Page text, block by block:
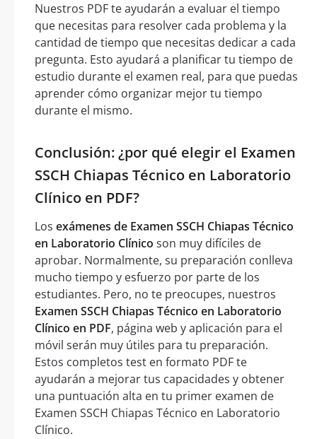
Nuestros PDF te ayudarán a evaluar el tiempo
que necesitas para resolver cada problema y la
cantidad de tiempo que necesitas dedicar a cada
pregunta. Esto ayudará a planificar tu tiempo de
estudio durante el examen real, para que puedas
aprender cómo organizar mejor tu tiempo
durante el mismo.
Conclusión: ¿por qué elegir el Examen
SSCH Chiapas Técnico en Laboratorio
Clínico en PDF?
Los exámenes de Examen SSCH Chiapas Técnico
en Laboratorio Clínico son muy difíciles de
aprobar. Normalmente, su preparación conlleva
mucho tiempo y esfuerzo por parte de los
estudiantes. Pero, no te preocupes, nuestros
Examen SSCH Chiapas Técnico en Laboratorio
Clínico en PDF, página web y aplicación para el
móvil serán muy útiles para tu preparación.
Estos completos test en formato PDF te
ayudarán a mejorar tus capacidades y obtener
una puntuación alta en tu primer examen de
Examen SSCH Chiapas Técnico en Laboratorio
Clínico.